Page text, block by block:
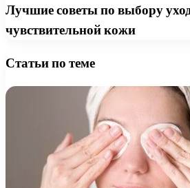
Лучшие советы по выбору
чувствительной кожи
Статьи по теме